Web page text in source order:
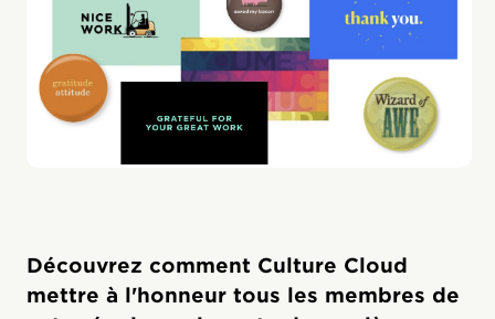
Découvrez comment Culture Cloud
mettre à l'honneur tous les membres de